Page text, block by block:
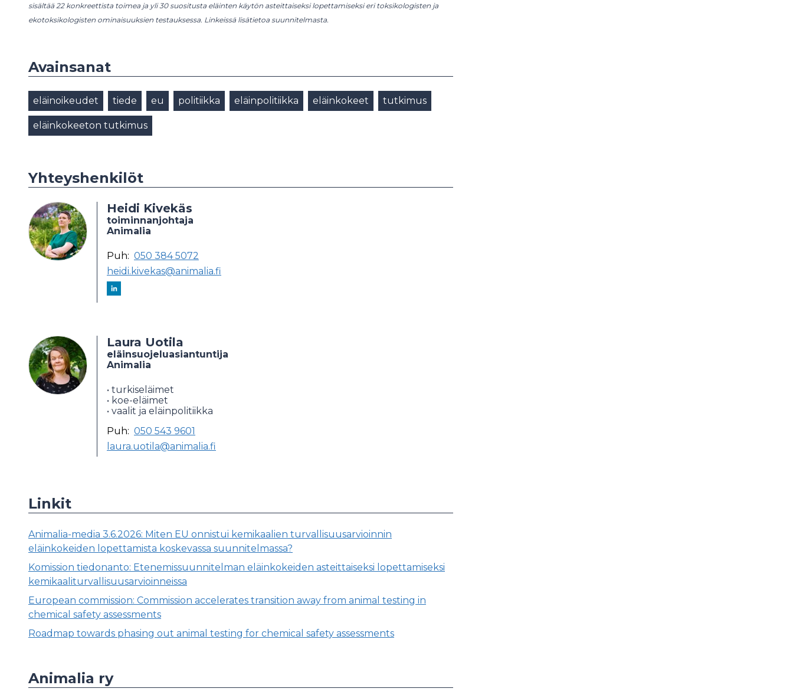
sisältää 22 konkreettista toimea ja yli 30 suositusta eläinten käytön asteittaiseksi lopettamiseksi eri toksikologisten ja
ekotoksikologisten ominaisuuksien testauksessa. Linkeissä lisätietoa suunnitelmasta.
Avainsanat
eläinoikeudet tiede eu politiikka eläinpolitiikka eläinkokeet tutkimus
eläinkokeeton tutkimus
Yhteyshenkilöt
Heidi Kivekäs
toiminnanjohtaja
Animalia
Puh: 050 384 5072
heidi.kivekas@animalia.fi
Laura Uotila
eläinsuojeluasiantuntija
Animalia
• turkiseläimet
• koe-eläimet
• vaalit ja eläinpolitiikka
Puh: 050 543 9601
laura.uotila@animalia.fi
Linkit
Animalia-media 3.6.2026: Miten EU onnistui kemikaalien turvallisuusarvioinnin
eläinkokeiden lopettamista koskevassa suunnitelmassa?
Komission tiedonanto: Etenemissuunnitelman eläinkokeiden asteittaiseksi lopettamiseksi
kemikaaliturvallisuusarvioinneissa
European commission: Commission accelerates transition away from animal testing in
chemical safety assessments
Roadmap towards phasing out animal testing for chemical safety assessments
Animalia ry